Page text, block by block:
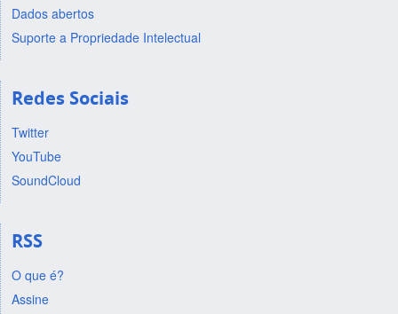
Dados abertos
Suporte a Propriedade Intelectual
Redes Sociais
Twitter
YouTube
SoundCloud
RSS
O que é?
Assine